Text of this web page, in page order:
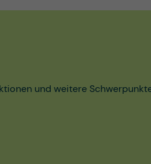
und weitere